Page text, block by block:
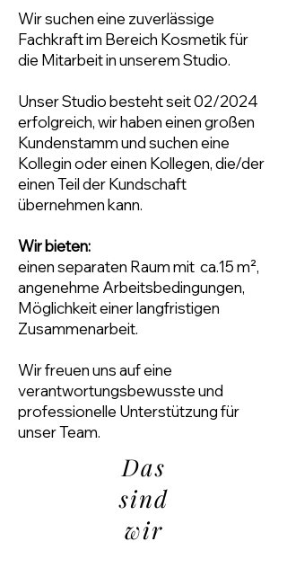
Wir suchen eine zuverlässige
Fachkraft im Bereich Kosmetik für
die Mitarbeit in unserem Studio.
Unser Studio besteht seit 02/2024
erfolgreich, wir haben einen großen
Kundenstamm und suchen eine
Kollegin oder einen Kollegen, die/der
einen Teil der Kundschaft
übernehmen kann.
Wir bieten:
einen separaten Raum mit ca.15 m²,
angenehme Arbeitsbedingungen,
Möglichkeit einer langfristigen
Zusammenarbeit.
Wir freuen uns auf eine
verantwortungsbewusste und
professionelle Unterstützung für
unser Team.
Das
sind
wir